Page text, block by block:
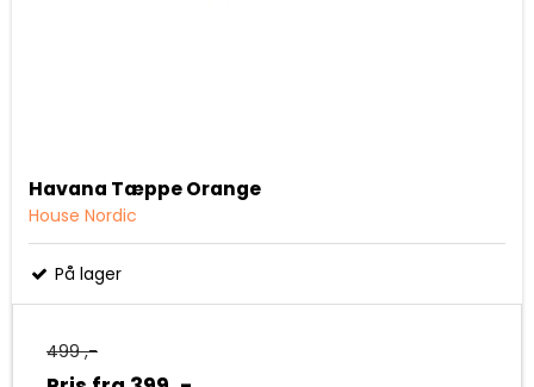
Havana Tæppe Orange
House Nordic
På lager
499 ,-